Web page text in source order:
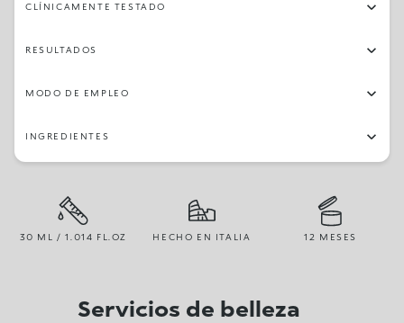
CLÍNICAMENTE TESTADO
RESULTADOS
MODO DE EMPLEO
INGREDIENTES
30 ML / 1.014 FL.OZ HECHO EN ITALIA 12 MESES
Servicios de belleza